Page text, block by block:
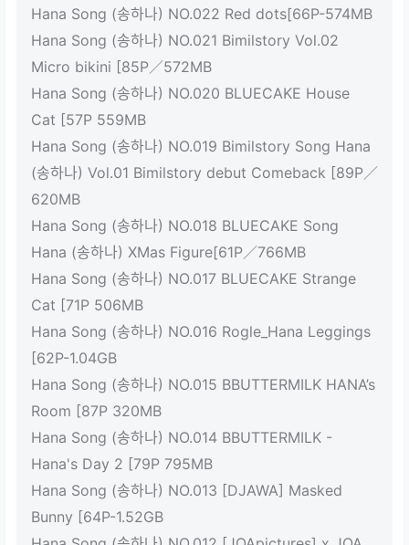
Hana Song (송하나) NO.022 Red dots[66P-574MB
Hana Song (송하나) NO.021 Bimilstory Vol.02
Micro bikini [85P／572MB
Hana Song (송하나) NO.020 BLUECAKE House
Cat [57P 559MB
Hana Song (송하나) NO.019 Bimilstory Song Hana
(송하나) Vol.01 Bimilstory debut Comeback [89P／
620MB
Hana Song (송하나) NO.018 BLUECAKE Song
Hana (송하나) XMas Figure[61P／766MB
Hana Song (송하나) NO.017 BLUECAKE Strange
Cat [71P 506MB
Hana Song (송하나) NO.016 Rogle_Hana Leggings
[62P-1.04GB
Hana Song (송하나) NO.015 BBUTTERMILK HANA’s
Room [87P 320MB
Hana Song (송하나) NO.014 BBUTTERMILK -
Hana's Day 2 [79P 795MB
Hana Song (송하나) NO.013 [DJAWA] Masked
Bunny [64P-1.52GB